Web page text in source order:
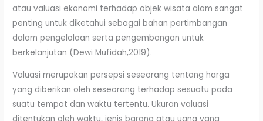
atau valuasi ekonomi terhadap objek wisata alam sangat
penting untuk diketahui sebagai bahan pertimbangan
dalam pengelolaan serta pengembangan untuk
berkelanjutan (Dewi Mufidah,2019).
Valuasi merupakan persepsi seseorang tentang harga
yang diberikan oleh seseorang terhadap sesuatu pada
suatu tempat dan waktu tertentu. Ukuran valuasi